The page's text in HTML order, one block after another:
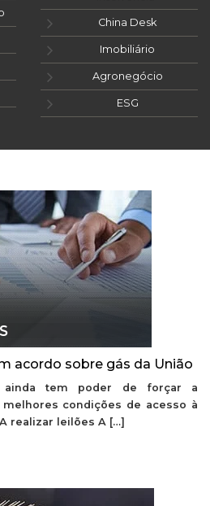
China Desk
Imobiliário
Agronegócio
ESG
acordo sobre gás da União
ainda tem poder de forçar a
condições de acesso à
realizar leilões A […]